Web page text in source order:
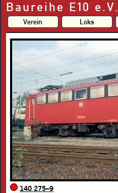
Baureihe E10 e.V.
Verein Loks
140 275–9